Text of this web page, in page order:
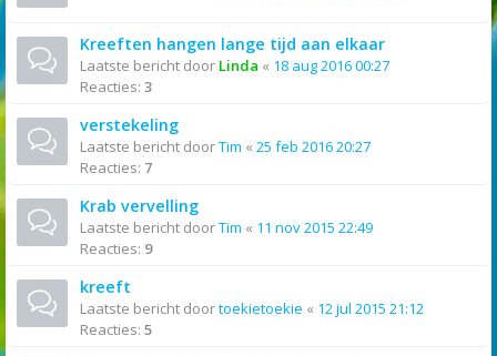
Kreeften hangen lange tijd aan elkaar
Laatste bericht door Linda « 18 aug 2016 00:27
Reacties: 3
verstekeling
Laatste bericht doorTim « 25 feb 2016 20:27
Reacties: 7
Krab vervelling
Laatste bericht doorTim « 11 nov 2015 22:49
Reacties: 9
kreeft
Laatste bericht doortoekietoekie « 12 jul 2015 21:12
Reacties: 5